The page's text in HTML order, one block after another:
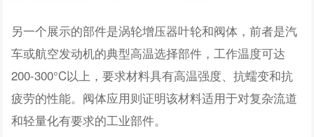
另一个展示的部件是涡轮增压器叶轮和阀体，前者是汽
车或航空发动机的典型高温选择部件，工作温度可达
200-300°C以上，要求材料具有高温强度、抗蠕变和抗
疲劳的性能。阀体应用则证明该材料适用于对复杂流道
和轻量化有要求的工业部件。